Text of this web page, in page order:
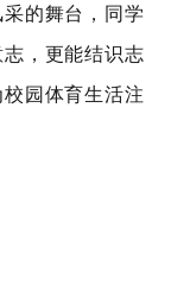
的舞台，同学
，更能结识志
园体育生活注